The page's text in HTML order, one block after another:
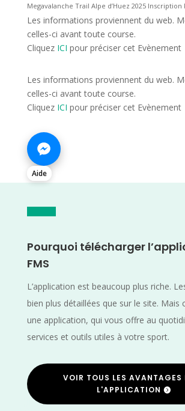
Megavalanche Trail Alpe d’Huez 2025 Inscription
Les informations proviennent du web.
celles-ci avant toute course.
Cliquez ICI pour préciser cet Evènement
Les informations proviennent du web.
celles-ci avant toute course.
Cliquez ICI pour préciser cet Evènement
Aide
Pourquoi télécharger
FMS
L’application est beaucoup plus riche.
bien plus détaillées que sur le site. Mais
une application, qui vous offre au
services et outils utiles à votre sport.
VOIR TOUS LES AVANTAGES
L'APPLICATION